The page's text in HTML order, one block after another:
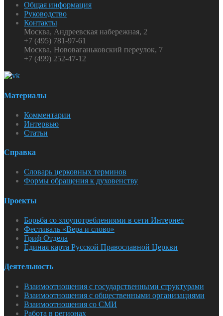
Общая информация
Руководство
Контакты
Москва, Андреевская набережная, 2
+7 (495) 781-97-61
Москва, Нововаганьковский переулок, 7
+7 (499) 252-47-12
Материалы
Комментарии
Интервью
Статьи
Справка
Словарь церковных терминов
Формы обращения к духовенству
Проекты
Борьба со злоупотреблениями в сети Интернет
Фестиваль «Вера и слово»
Гриф Отдела
Единая карта Русской Православной Церкви
Деятельность
Взаимоотношения с государственными структурами
Взаимоотношения с общественными организациями
Взаимоотношения со СМИ
Работа в регионах